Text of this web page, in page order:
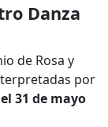
Danza
de Rosa y
por
31 de mayo